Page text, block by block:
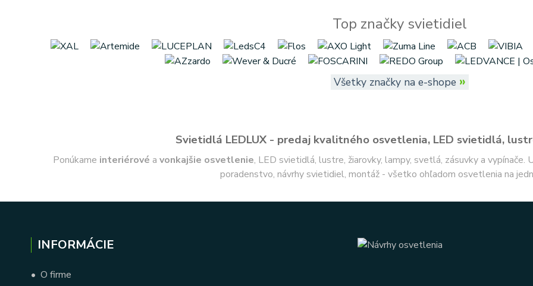
Top značky svietidiel
Všetky značky na e-shope »
Svietidlá LEDLUX - predaj kvalitného osvetlenia, LED svietidlá,
Ponúkame interiérové a vonkajšie osvetlenie, LED svietidlá, lustre, žiarovky, lampy, svetlá, zásuvky a
poradenstvo, návrhy svietidiel, montáž - všetko ohľadom osvetlenia na
INFORMÁCIE
• O firme